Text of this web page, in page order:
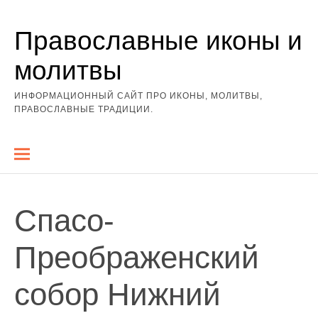
содержимому
Православные иконы и
молитвы
ИНФОРМАЦИОННЫЙ САЙТ ПРО ИКОНЫ, МОЛИТВЫ,
ПРАВОСЛАВНЫЕ ТРАДИЦИИ.
Спасо-
Преображенский
собор Нижний